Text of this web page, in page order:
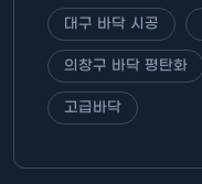
대구 바닥 시공
의창구 바닥 평탄화
고급바닥